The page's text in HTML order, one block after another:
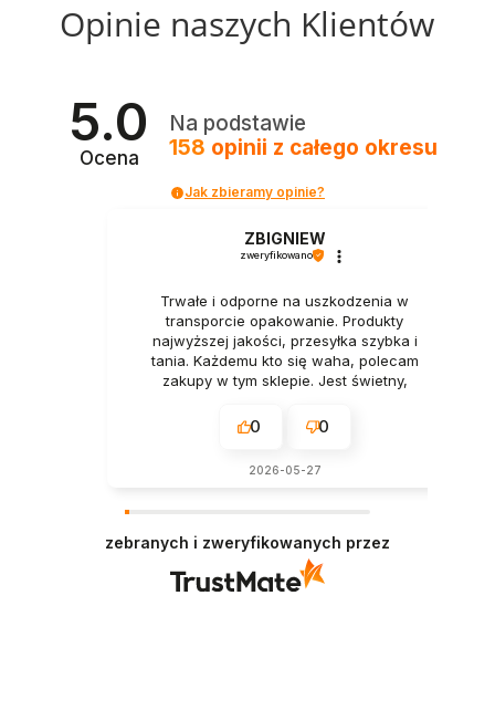
dodatkiem
Slim
Opinie naszych Klientów
5.0
Ocena
Na podstawie
158 opinii z całego okresu
Jak zbieramy opinie?
ZBIGNIEW
zweryfikowano
Trwałe i odporne na uszkodzenia w
transporcie opakowanie. Produkty
najwyższej jakości, przesyłka szybka i
tania. Każdemu kto się waha, polecam
zakupy w tym sklepie. Jest świetny,
0 0
2026-05-27
zebranych i zweryfikowanych przez